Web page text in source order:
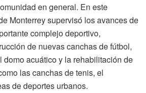
en general. En este
Monterrey supervisó los avances de
complejo deportivo,
de nuevas canchas de fútbol,
domo acuático y la rehabilitación de
las canchas de tenis, el
de deportes urbanos.